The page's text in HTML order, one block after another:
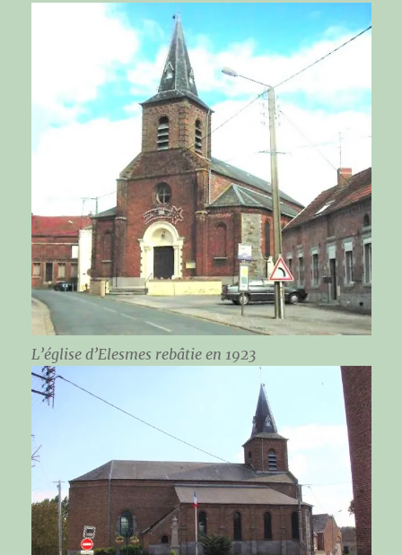
L’église d’Elesmes rebâtie en 1923